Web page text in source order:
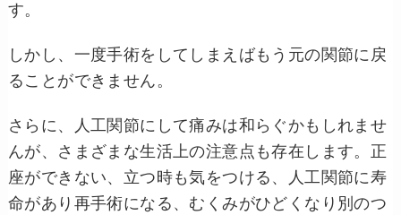
す。
しかし、一度手術をしてしまえばもう元の関節に戻
ることができません。
さらに、人工関節にして痛みは和らぐかもしれませ
んが、さまざまな生活上の注意点も存在します。正
座ができない、立つ時も気をつける、人工関節に寿
命があり再手術になる、むくみがひどくなり別のつ